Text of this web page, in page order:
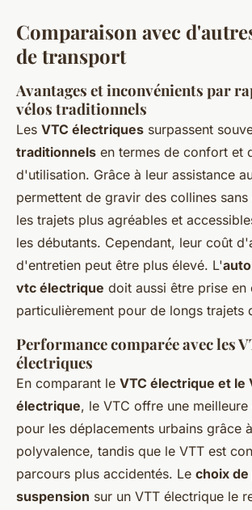
Comparaison avec
de transport
Avantages et inconvénients par
vélos traditionnels
Les VTC électriques surpassent
traditionnels en termes de confort et
d'utilisation. Grâce à leur assistance
permettent de gravir des collines
les trajets plus agréables et
les débutants. Cependant, leur coût
d'entretien peut être plus élevé. L'
vtc électrique doit aussi être prise en
particulièrement pour de longs trajets
Performance comparée avec les
électriques
En comparant le VTC électrique et le
électrique, le VTC offre une
pour les déplacements urbains grâce
polyvalence, tandis que le VTT est
parcours plus accidentés. Le choix
suspension sur un VTT électrique le